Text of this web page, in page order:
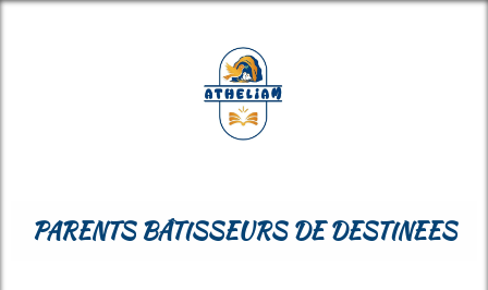
PARENTS BÂTISSEURS DE DESTINEES